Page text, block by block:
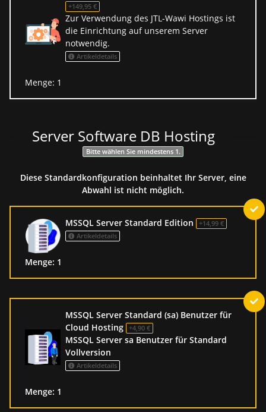
+149,95 €
Zur Verwendung des JTL-Wawi Hostings ist
die Einrichtung auf unserem Server
notwendig.
Artikeldetails
Menge: 1
Server Software DB Hosting
Bitte wählen Sie mindestens 1.
Diese Standardkonfiguration beinhaltet Ihr Server, eine
Abwahl ist nicht möglich.
MSSQL Server Standard Edition
+14,99 €
Artikeldetails
Menge: 1
MSSQL Server Standard (sa) Benutzer für
Cloud Hosting
+4,90 €
MSSQL Server sa Benutzer für Standard
Vollversion
Artikeldetails
Menge: 1